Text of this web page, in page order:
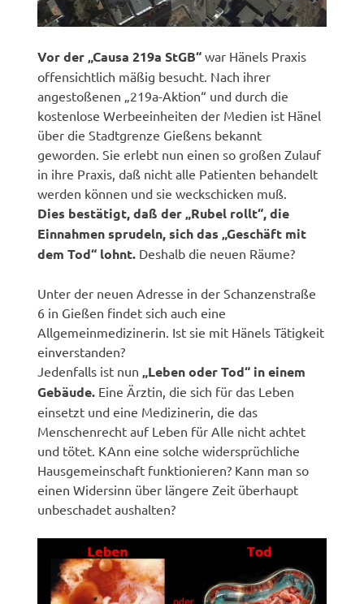
Vor der „Causa 219a StGB“ war Hänels Praxis
offensichtlich mäßig besucht. Nach ihrer
angestoßenen „219a-Aktion“ und durch die
kostenlose Werbeeinheiten der Medien ist Hänel
über die Stadtgrenze Gießens bekannt
geworden. Sie erlebt nun einen so großen Zulauf
in ihre Praxis, daß nicht alle Patienten behandelt
werden können und sie weckschicken muß.
Dies bestätigt, daß der „Rubel rollt“, die
Einnahmen sprudeln, sich das „Geschäft mit
dem Tod“ lohnt. Deshalb die neuen Räume?
Unter der neuen Adresse in der Schanzenstraße
6 in Gießen findet sich auch eine
Allgemeinmedizinerin. Ist sie mit Hänels Tätigkeit
einverstanden?
Jedenfalls ist nun „Leben oder Tod“ in einem
Gebäude. Eine Ärztin, die sich für das Leben
einsetzt und eine Medizinerin, die das
Menschenrecht auf Leben für Alle nicht achtet
und tötet. KAnn eine solche widersprüchliche
Hausgemeinschaft funktionieren? Kann man so
einen Widersinn über längere Zeit überhaupt
unbeschadet aushalten?